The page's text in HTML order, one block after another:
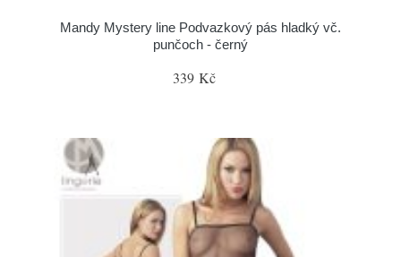
Mandy Mystery line Podvazkový pás hladký vč.
punčoch - černý
339 Kč